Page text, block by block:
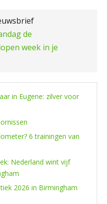
de
week in je
in Eugene: zilver voor
6 trainingen van
Nederland wint vijf
2026 in Birmingham